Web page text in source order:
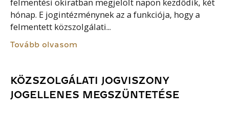
felmentési okiratban megjelölt napon kezdődik, két
hónap. E jogintézménynek az a funkciója, hogy a
felmentett közszolgálati...
Tovább olvasom
KÖZSZOLGÁLATI JOGVISZONY
JOGELLENES MEGSZÜNTETÉSE